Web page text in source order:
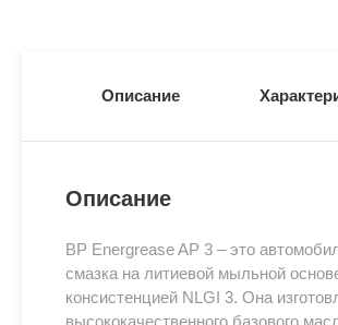
Описание
Описание
BP Energrease AP 3 – это
смазка на литиевой мыльной
консистенцией NLGI 3. Она
высококачественного базового